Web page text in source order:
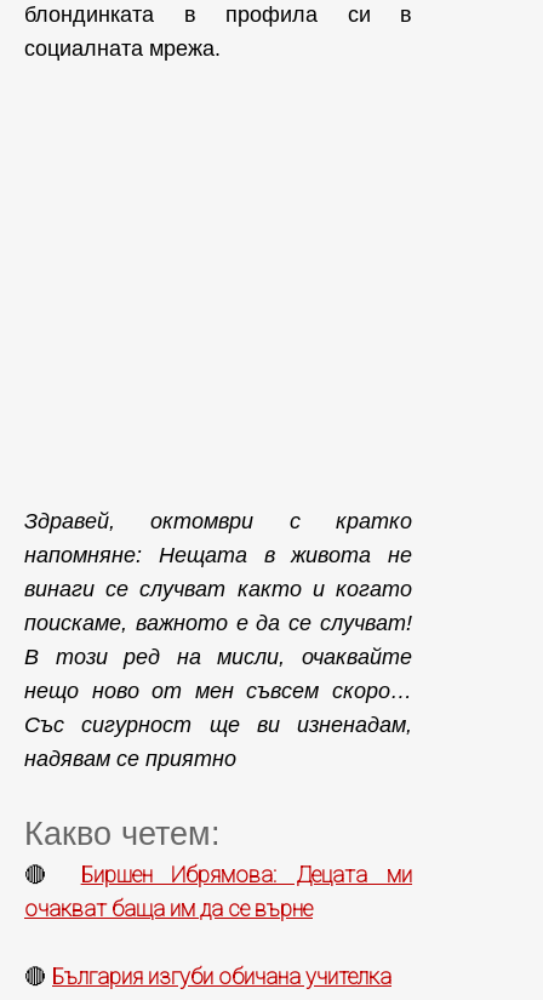
блондинката в профила си в
социалната мрежа.
Здравей, октомври с кратко
напомняне: Нещата в живота не
винаги се случват както и когато
поискаме, важното е да се случват!
В този ред на мисли, очаквайте
нещо ново от мен съвсем скоро…
Със сигурност ще ви изненадам,
надявам се приятно
Какво четем:
🔴 Биршен Ибрямова: Децата ми
очакват баща им да се върне
🔴 България изгуби обичана учителка